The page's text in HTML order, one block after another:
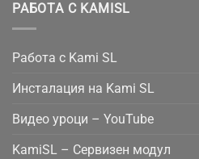
РАБОТА С KAMISL
Работа с Kami SL
Инсталация на Kami SL
Видео уроци – YouTube
KamiSL – Сервизен модул